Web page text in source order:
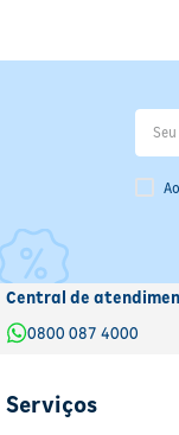
Central de
0800 087 4000
Serviços